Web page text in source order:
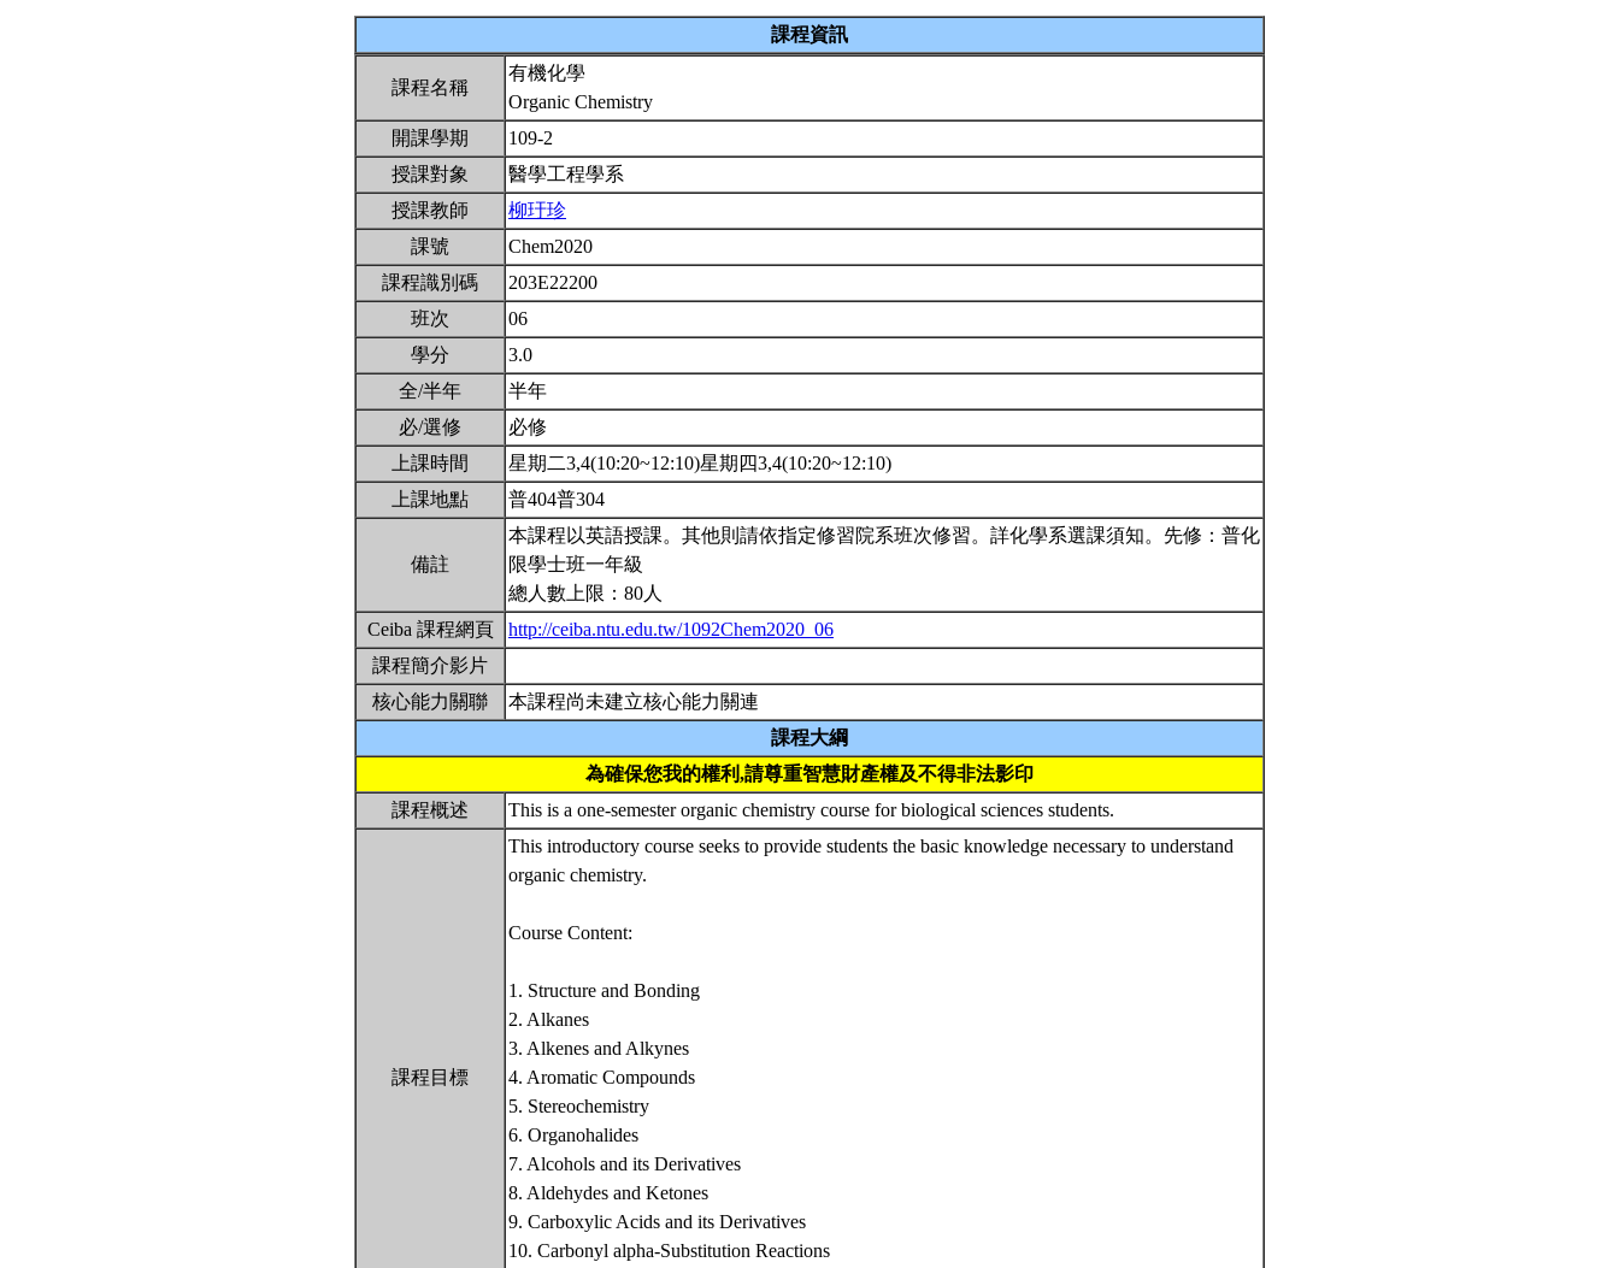
課程資訊
課程名稱
有機化學
Organic Chemistry
開課學期
109-2
授課對象
醫學工程學系
授課教師
柳玗珍
課號
Chem2020
課程識別碼
203E22200
班次
06
學分
3.0
全/半年
半年
必/選修
必修
上課時間
星期二3,4(10:20~12:10)星期四3,4(10:20~12:10)
上課地點
普404普304
備註
本課程以英語授課。其他則請依指定修習院系班次修習。詳化學系選課須知。先修：普化
限學士班一年級
總人數上限：80人
Ceiba 課程網頁
http://ceiba.ntu.edu.tw/1092Chem2020_06
課程簡介影片
核心能力關聯
本課程尚未建立核心能力關連
課程大綱
為確保您我的權利,請尊重智慧財產權及不得非法影印
課程概述
This is a one-semester organic chemistry course for biological sciences students.
課程目標
This introductory course seeks to provide students the basic knowledge necessary to understand
organic chemistry.
Course Content:
1. Structure and Bonding
2. Alkanes
3. Alkenes and Alkynes
4. Aromatic Compounds
5. Stereochemistry
6. Organohalides
7. Alcohols and its Derivatives
8. Aldehydes and Ketones
9. Carboxylic Acids and its Derivatives
10. Carbonyl alpha-Substitution Reactions